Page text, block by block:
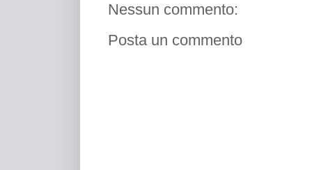
Nessun commento:
Posta un commento